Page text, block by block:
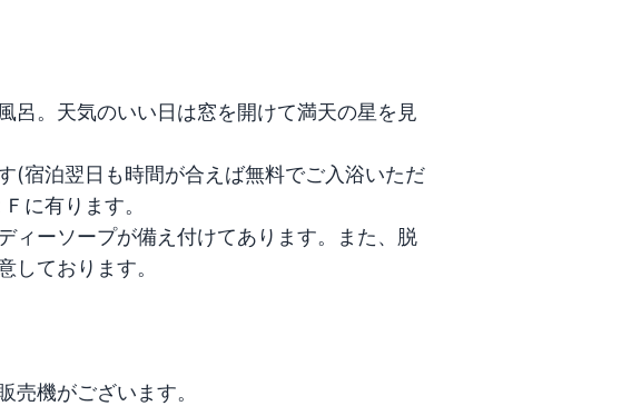
呂。天気のいい日は窓を開けて満天の星を見
(宿泊翌日も時間が合えば無料でご入浴いただ
に有ります。
ィーソープが備え付けてあります。また、脱
しております。
売機がございます。